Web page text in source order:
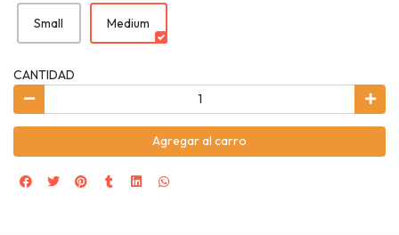
Small Medium
CANTIDAD
Agregar al carro